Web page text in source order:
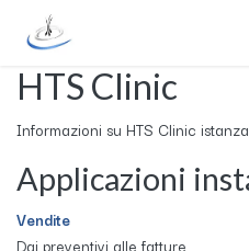
Passa al contenuto
HTS Clinic
Informazioni su HTS Clinic
Applicazioni
Vendite
Dai preventivi alle fatture